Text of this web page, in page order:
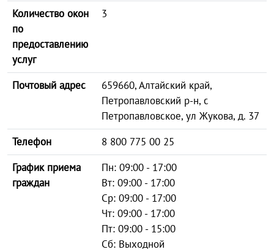
Количество окон
по
предоставлению
услуг
3
Почтовый адрес
659660, Алтайский край,
Петропавловский р-н, с
Петропавловское, ул Жукова, д. 37
Телефон
8 800 775 00 25
График приема
граждан
Пн: 09:00 - 17:00
Вт: 09:00 - 17:00
Ср: 09:00 - 17:00
Чт: 09:00 - 17:00
Пт: 09:00 - 15:00
Сб: Выходной